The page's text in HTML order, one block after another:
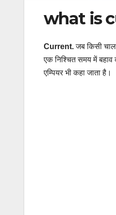
what is
Current.जब किसी
एक निश्चित समय में बहाव
एम्पियर भी कहा जाता है।